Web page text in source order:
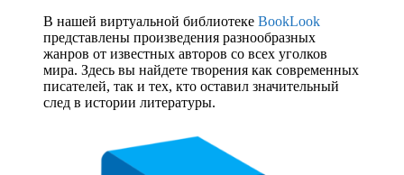
В нашей виртуальной библиотеке BookLook
представлены произведения разнообразных
жанров от известных авторов со всех уголков
мира. Здесь вы найдете творения как современных
писателей, так и тех, кто оставил значительный
след в истории литературы.